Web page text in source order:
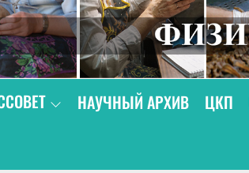
НАУЧНЫЙ АРХИВ ЦКП